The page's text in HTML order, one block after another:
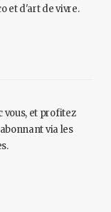
et d'art de vivre.
vous, et profitez
via les